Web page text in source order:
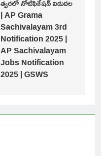
త్వరలో నోటిఫికేషన్ విడుదల
| AP Grama
Sachivalayam 3rd
Notification 2025 |
AP Sachivalayam
Jobs Notification
2025 | GSWS